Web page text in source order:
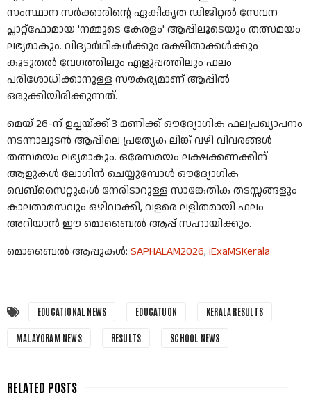
സംസ്ഥാന സർക്കാരിന്റെ ഏകീകൃത ഡിജിറ്റൽ സേവന
പ്ലാറ്റ്ഫോമായ 'നമ്മുടെ കേരളം' ആപ്പിലൂടെയും തത്സമയം
ലഭ്യമാകും. വിദ്യാർഥികൾക്കും രക്ഷിതാക്കൾക്കും
കൂടുതൽ വേഗത്തിലും എളുപ്പത്തിലും ഫലം
പരിശോധിക്കാനുള്ള സൗകര്യമാണ് ആപ്പിൽ
ഒരുക്കിയിരിക്കുന്നത്.
മെയ് 26-ന് ഉച്ചയ്ക്ക് 3 മണിക്ക് ഔദ്യോഗിക ഫലപ്രഖ്യാപനം
നടന്നാലുടൻ ആപ്പിലെ പ്രത്യേക ലിങ്ക് വഴി വിവരങ്ങൾ
തത്സമയം ലഭ്യമാകും. ഒരേസമയം ലക്ഷക്കണക്കിന്
ആളുകൾ ലോഗിൻ ചെയ്യുമ്പോൾ ഔദ്യോഗിക
വെബ്‌സൈറ്റുകൾ നേരിടാറുള്ള സാങ്കേതിക തടസ്സങ്ങളും
കാലതാമസവും ഒഴിവാക്കി, വളരെ ലളിതമായി ഫലം
അറിയാൻ ഈ മൊബൈൽ ആപ്പ് സഹായിക്കും.
മൊബൈൽ ആപ്പുകൾ: SAPHALAM2026, iExaMSKerala
EDUCATIONAL NEWS EDUCATUON KERALA RESULTS
MALAYORAM NEWS RESULTS SCHOOL NEWS